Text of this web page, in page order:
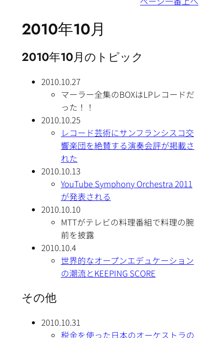
2010年10月
2010年10月のトピック
2010.10.27
マーラー全集のBOXはLPレコードだ
った！！
2010.10.25
レコード芸術にサンフランシスコ交
響楽団を絶賛する演奏会評が掲載さ
れた
2010.10.13
YouTube Symphony Orchestra 2011
が発表される
2010.10.10
MTTがテレビの料理番組で料理の腕
前を披露
2010.10.4
世界的なオープンエデュケーション
の潮流とKEEPING SCORE
その他
2010.10.31
税金を使った日本のオーケストラの